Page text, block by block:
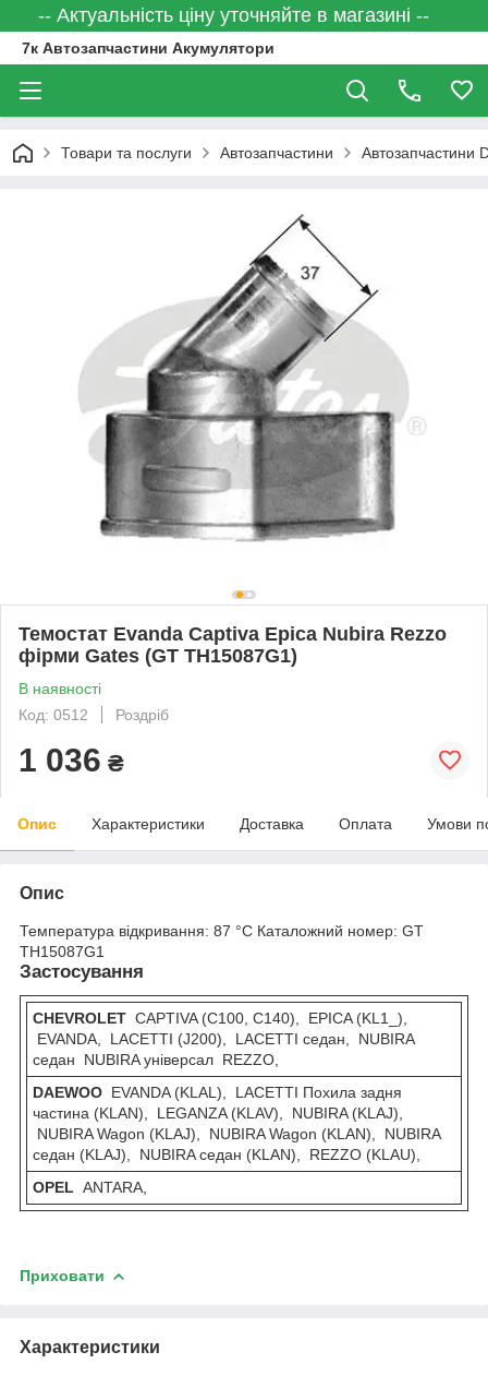
-- Актуальність ціну уточняйте в магазині --
7к Автозапчастини Акумулятори
Товари та послуги Автозапчастини Автозапчастини
Темостат Evanda Captiva Epica Nubira Rezzo
фірми Gates (GT TH15087G1)
В наявності
Код: 0512
Роздріб
1 036 ₴
Опис Характеристики Доставка Оплата Умови
Опис
Температура відкривання: 87 °С Каталожний номер: GT
TH15087G1
Застосування
CHEVROLET CAPTIVA (C100, C140), EPICA (KL1_),
EVANDA, LACETTI (J200), LACETTI седан, NUBIRA
седан NUBIRA універсал REZZO,
DAEWOO EVANDA (KLAL), LACETTI Похила задня
частина (KLAN), LEGANZA (KLAV), NUBIRA (KLAJ),
NUBIRA Wagon (KLAJ), NUBIRA Wagon (KLAN), NUBIRA
седан (KLAJ), NUBIRA седан (KLAN), REZZO (KLAU),
OPEL ANTARA,
Приховати
Характеристики